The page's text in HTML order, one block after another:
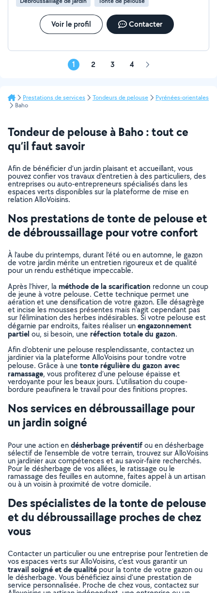
Voir le profil Contacter
1 2 3 4 Page
Prestations de services Tondeurs de pelouse
Pyrénées-orientales
Baho
Tondeur de pelouse à Baho : tout ce
qu’il faut savoir
Afin de bénéficier d’un jardin plaisant et accueillant, vous
pouvez confier vos travaux d’entretien à des particuliers, des
entreprises ou auto-entrepreneurs spécialisés dans les
espaces verts disponibles sur la plateforme de mise en
relation AlloVoisins.
Nos prestations de tonte de pelouse et
de débroussaillage pour votre confort
À l’aube du printemps, durant l’été ou en automne, le gazon
de votre jardin mérite un entretien rigoureux et de qualité
pour un rendu esthétique impeccable.
Après l’hiver, la méthode de la scarification redonne un coup
de jeune à votre pelouse. Cette technique permet une
aération et une densification de votre gazon. Elle désagrège
et incise les mousses présentes mais n’agit cependant pas
sur l’élimination des herbes indésirables. Si votre pelouse est
dégarnie par endroits, faites réaliser unengazonnement
partiel ou, si besoin, une réfection totale du gazon.
Afin d’obtenir une pelouse resplendissante, contactez un
jardinier via la plateforme AlloVoisins pour tondre votre
pelouse. Grâce à une tonte régulière du gazon avec
ramassage, vous profiterez d’une pelouse épaisse et
verdoyante pour les beaux jours. L’utilisation du coupe-
bordure peaufinera le travail pour des finitions propres.
Nos services en débroussaillage pour
un jardin soigné
Pour une action endésherbage préventifou en désherbage
sélectif de l’ensemble de votre terrain, trouvez sur AlloVoisins
un jardinier aux compétences et au savoir-faire recherchés.
Pour le désherbage de vos allées, le ratissage ou le
ramassage des feuilles en automne, faites appel à un artisan
ou à un voisin à proximité de votre domicile.
Des spécialistes de la tonte de pelouse
et du débroussaillage proches de chez
vous
Contacter un particulier ou une entreprise pour l’entretien de
vos espaces verts sur AlloVoisins, c’est vous garantir un
travail soigné et de qualité pour la tonte de votre gazon ou
le désherbage. Vous bénéficiez ainsi d’une prestation de
service personnalisée. Proche de chez vous, contactez sur